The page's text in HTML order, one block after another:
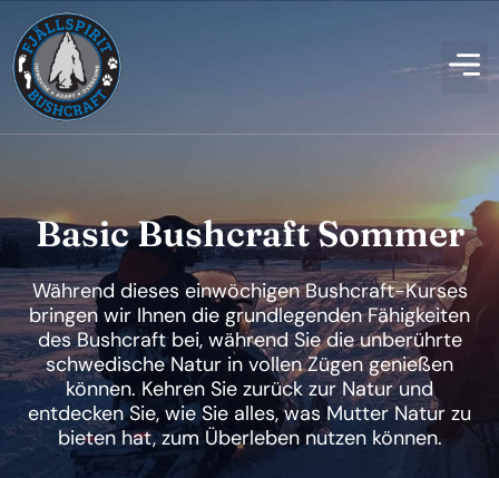
Basic Bushcraft Sommer
Während dieses einwöchigen Bushcraft-Kurses
bringen wir Ihnen die grundlegenden Fähigkeiten
des Bushcraft bei, während Sie die unberührte
schwedische Natur in vollen Zügen genießen
können. Kehren Sie zurück zur Natur und
entdecken Sie, wie Sie alles, was Mutter Natur zu
bieten hat, zum Überleben nutzen können.